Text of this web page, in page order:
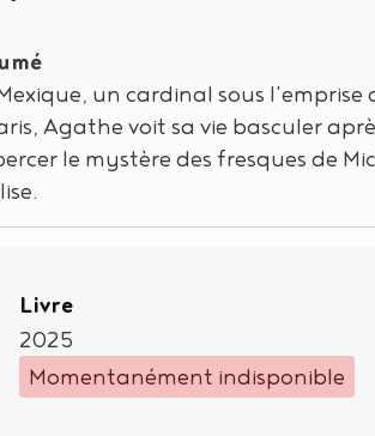
un cardinal sous
Agathe voit sa vie basculer
le mystère des fresques de
Type de support matériel
Livre
2025
Momentanément indisponible